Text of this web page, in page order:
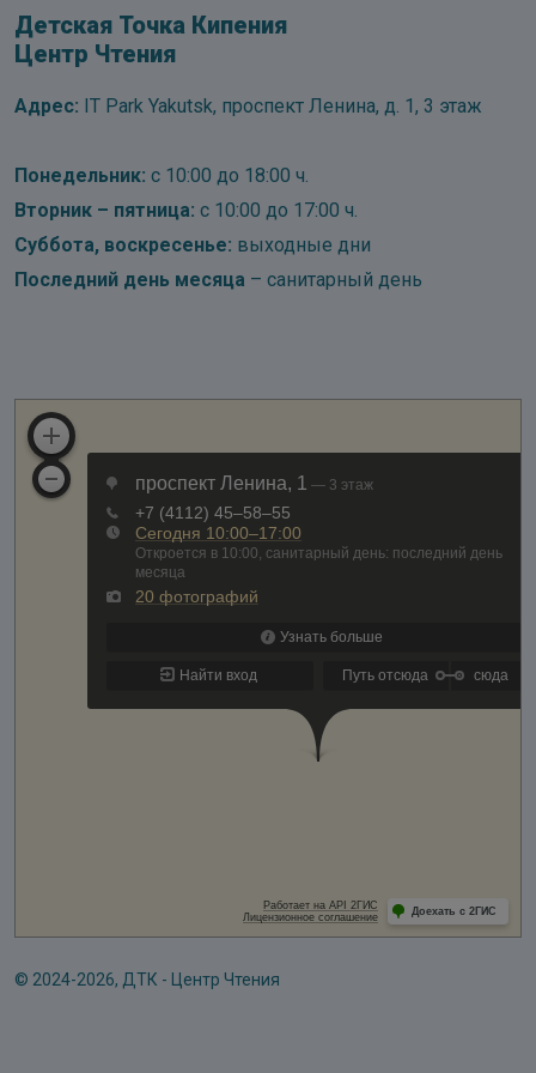
Детская Точка Кипения
Центр Чтения
Адрес: IT Park Yakutsk, проспект Ленина, д. 1, 3 этаж
Понедельник: с 10:00 до 18:00 ч.
Вторник – пятница: с 10:00 до 17:00 ч.
Суббота, воскресенье: выходные дни
Последний день месяца – санитарный день
© 2024-2026, ДТК - Центр Чтения